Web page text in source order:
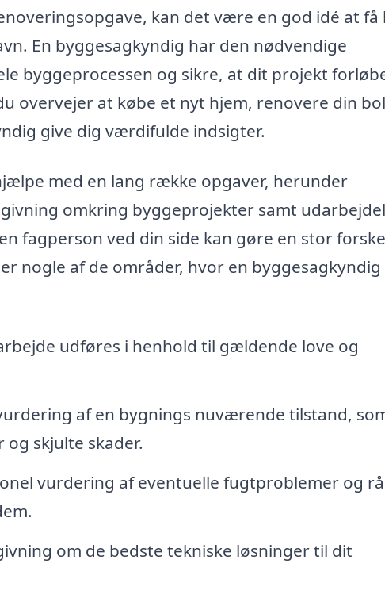
kan det være en god idé at
En byggesagkyndig har den nødvendige
byggeprocessen og sikre, at dit projekt
overvejer at købe et nyt hjem, renovere din
give dig værdifulde indsigter.
med en lang række opgaver, herunder
omkring byggeprojekter samt
fagperson ved din side kan gøre en stor
nogle af de områder, hvor en byggesagkyndig
udføres i henhold til gældende love og
af en bygnings nuværende tilstand,
skjulte skader.
vurdering af eventuelle fugtproblemer og
om de bedste tekniske løsninger til dit